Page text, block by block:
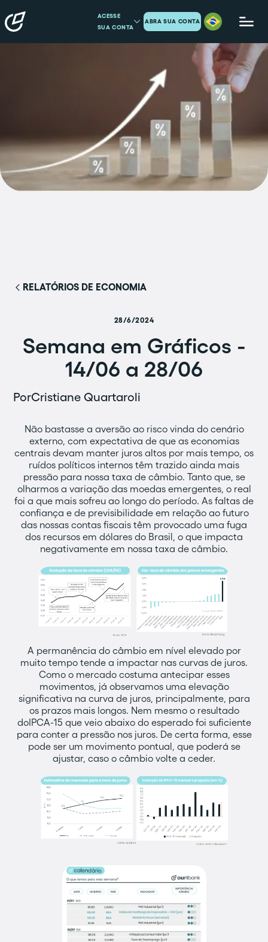
ACESSE
SUA CONTA
ABRA SUA CONTA
RELATÓRIOS DE ECONOMIA
28/6/2024
Semana em Gráficos -
14/06 a 28/06
PorCristiane Quartaroli
Não bastasse a aversão ao risco vinda do cenário
externo, com expectativa de que as economias
centrais devam manter juros altos por mais tempo, os
ruídos políticos internos têm trazido ainda mais
pressão para nossa taxa de câmbio. Tanto que, se
olharmos a variação das moedas emergentes, o real
foi a que mais sofreu ao longo do período. As faltas de
confiança e de previsibilidade em relação ao futuro
das nossas contas fiscais têm provocado uma fuga
dos recursos em dólares do Brasil, o que impacta
negativamente em nossa taxa de câmbio.
A permanência do câmbio em nível elevado por
muito tempo tende a impactar nas curvas de juros.
Como o mercado costuma antecipar esses
movimentos, já observamos uma elevação
significativa na curva de juros, principalmente, para
os prazos mais longos. Nem mesmo o resultado
doIPCA-15 que veio abaixo do esperado foi suficiente
para conter a pressão nos juros. De certa forma, esse
pode ser um movimento pontual, que poderá se
ajustar, caso o câmbio volte a ceder.